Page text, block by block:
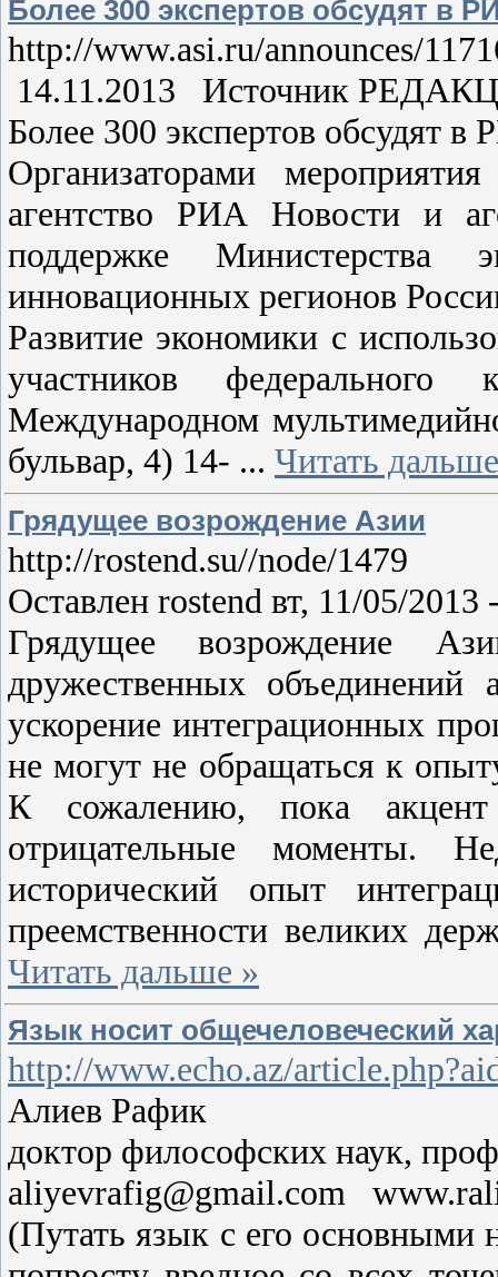
Более 300 экспертов обсудят в
http://www.asi.ru/announces/
14.11.2013 Источник
Более 300 экспертов обсудят
Организаторами
агентство РИА Новости и
поддержке Министерства
инновационных регионов
Развитие экономики с
участников
Международном
бульвар, 4) 14- ... Читать
Грядущее возрождение Азии
http://rostend.su//node/1479
Оставлен rostend вт, 11/05/2013
Грядущее возрождение
дружественных
ускорение интеграционных
не могут не обращаться к
К сожалению, пока акцент
отрицательные моменты.
исторический опыт
преемственности великих
Читать дальше »
Язык носит общечеловеческий
http://www.echo.az/
Алиев Рафик
доктор философских наук,
aliyevrafig@gmail.com
(Путать язык с его основными